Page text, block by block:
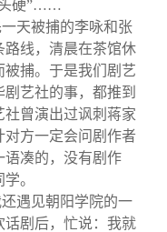
头硬”……
天被捕的李咏和张
路线，清晨在茶馆休
捕。于是我们剧艺
艺社的事，都推到
曾演出过讽刺蒋家
对方一定会问剧作者
语凑的，没有剧作
。
遇见朝阳学院的一
话剧后，忙说：我就